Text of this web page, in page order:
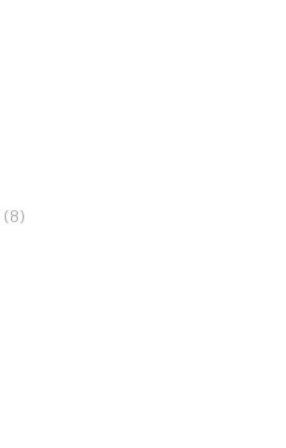
(8)